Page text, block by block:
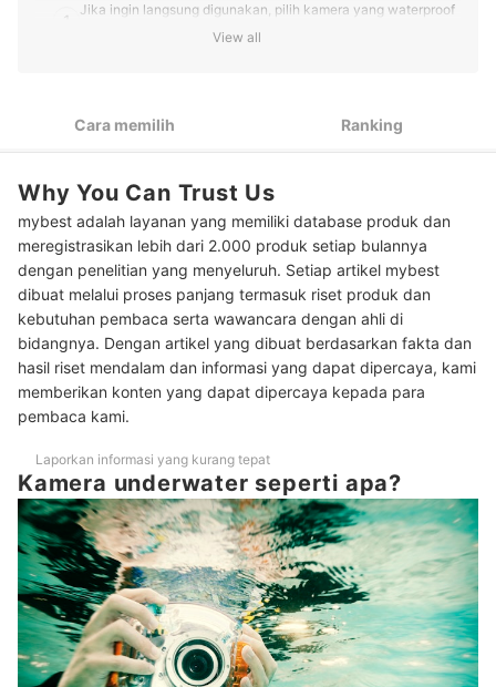
1
Jika ingin langsung digunakan, pilih kamera yang waterproof
Untuk diving, pastikan kamera bisa dibawa menyelam hingga
4
Untuk fotografi underwater, periksa ragam spesifikasi yang
memengaruhi kualitas gambar
Peringkat Kamera Underwater Terbaik
Baca rekomendasi kamera lainnya di sini
View all
Cara memilih Ranking
Why You Can Trust Us
mybest adalah layanan yang memiliki database produk dan
meregistrasikan lebih dari 2.000 produk setiap bulannya
dengan penelitian yang menyeluruh. Setiap artikel mybest
dibuat melalui proses panjang termasuk riset produk dan
kebutuhan pembaca serta wawancara dengan ahli di
bidangnya. Dengan artikel yang dibuat berdasarkan fakta dan
hasil riset mendalam dan informasi yang dapat dipercaya, kami
memberikan konten yang dapat dipercaya kepada para
pembaca kami.
Laporkan informasi yang kurang tepat
Kamera underwater seperti apa?